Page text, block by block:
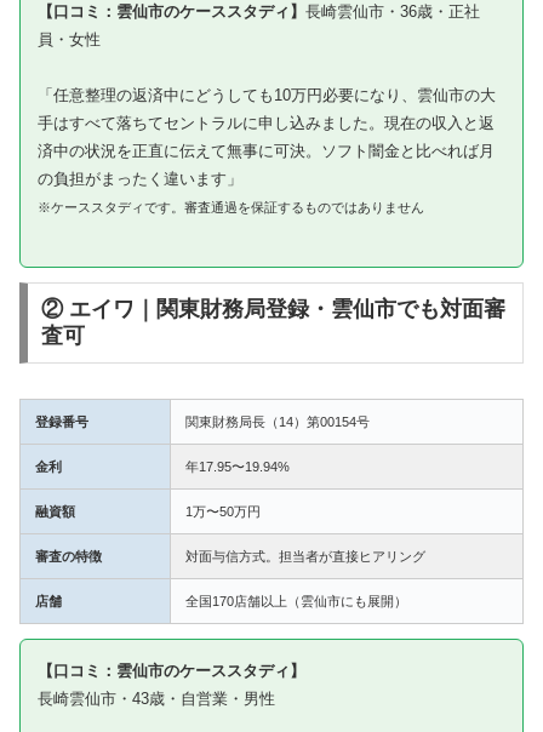
【口コミ：雲仙市のケーススタディ】 長崎雲仙市・36歳・正社
員・女性
「任意整理の返済中にどうしても10万円必要になり、雲仙市の大
手はすべて落ちてセントラルに申し込みました。現在の収入と返
済中の状況を正直に伝えて無事に可決。ソフト闇金と比べれば月
の負担がまったく違います」
※ケーススタディです。審査通過を保証するものではありません
② エイワ｜関東財務局登録・雲仙市でも対面審
査可
登録番号 関東財務局長（14）第00154号
金利 年17.95〜19.94%
融資額 1万〜50万円
審査の特徴 対面与信方式。担当者が直接ヒアリング
店舗 全国170店舗以上（雲仙市にも展開）
【口コミ：雲仙市のケーススタディ】
長崎雲仙市・43歳・自営業・男性